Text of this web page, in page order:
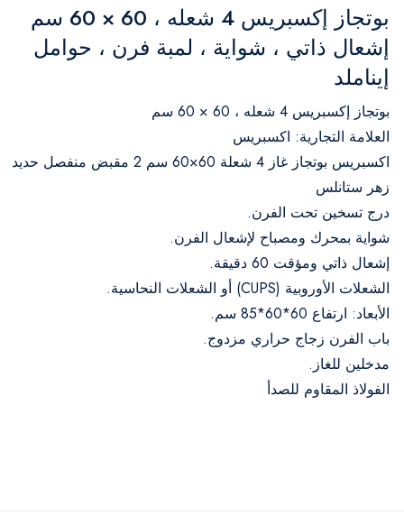
بوتجاز إكسبريس 4 شعله ، 60 × 60 سم
إشعال ذاتي ، شواية ، لمبة فرن ، حوامل
إيناملد
بوتجاز إكسبريس 4 شعله ، 60 × 60 سم
العلامة التجارية: اكسبريس
اكسبريس بوتجاز غاز 4 شعلة 60×60 سم 2 مقبض منفصل حديد
زهر ستانلس
درج تسخين تحت الفرن.
شواية بمحرك ومصباح لإشعال الفرن.
إشعال ذاتي ومؤقت 60 دقيقة.
الشعلات الأوروبية (CUPS) أو الشعلات النحاسية.
الأبعاد: ارتفاع 60*60*85 سم.
باب الفرن زجاج حراري مزدوج.
مدخلين للغاز.
الفولاذ المقاوم للصدأ